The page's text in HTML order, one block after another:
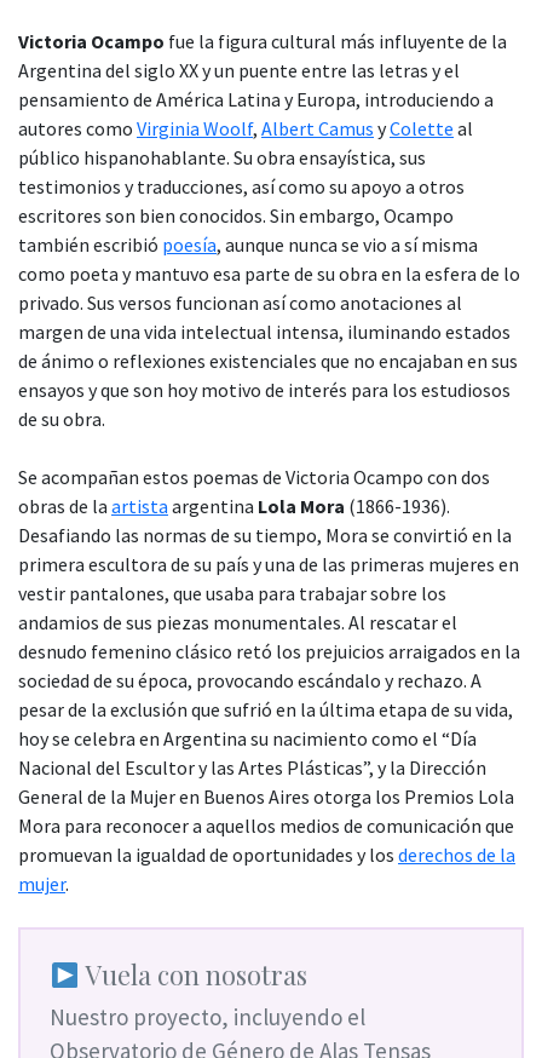
Victoria Ocampo fue la figura cultural más influyente de la
Argentina del siglo XX y un puente entre las letras y el
pensamiento de América Latina y Europa, introduciendo a
autores como Virginia Woolf, Albert Camus yColette al
público hispanohablante. Su obra ensayística, sus
testimonios y traducciones, así como su apoyo a otros
escritores son bien conocidos. Sin embargo, Ocampo
también escribió poesía, aunque nunca se vio a sí misma
como poeta y mantuvo esa parte de su obra en la esfera de lo
privado. Sus versos funcionan así como anotaciones al
margen de una vida intelectual intensa, iluminando estados
de ánimo o reflexiones existenciales que no encajaban en sus
ensayos y que son hoy motivo de interés para los estudiosos
de su obra.
Se acompañan estos poemas de Victoria Ocampo con dos
obras de la artista argentina Lola Mora (1866-1936).
Desafiando las normas de su tiempo, Mora se convirtió en la
primera escultora de su país y una de las primeras mujeres en
vestir pantalones, que usaba para trabajar sobre los
andamios de sus piezas monumentales. Al rescatar el
desnudo femenino clásico retó los prejuicios arraigados en la
sociedad de su época, provocando escándalo y rechazo. A
pesar de la exclusión que sufrió en la última etapa de su vida,
hoy se celebra en Argentina su nacimiento como el “Día
Nacional del Escultor y las Artes Plásticas”, y la Dirección
General de la Mujer en Buenos Aires otorga los Premios Lola
Mora para reconocer a aquellos medios de comunicación que
promuevan la igualdad de oportunidades y los derechos de la
mujer.
Vuela con nosotras
Nuestro proyecto, incluyendo el
Observatorio de Género de Alas Tensas